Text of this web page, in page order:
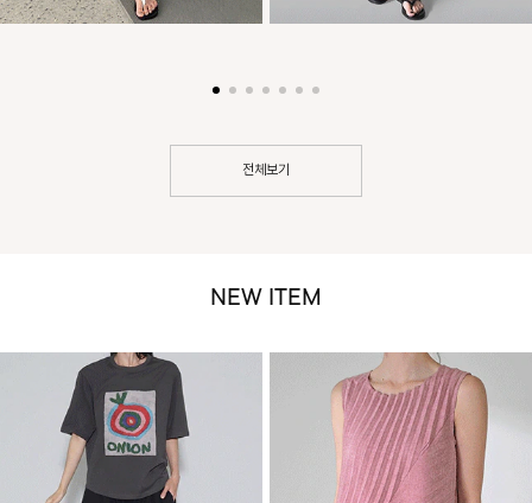
전체보기
NEW ITEM